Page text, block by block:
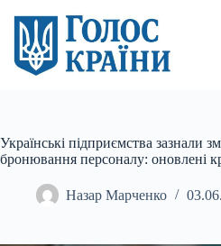
вмісту
Українські підприємства зазнали
бронювання персоналу: оновлені
Назар Марченко